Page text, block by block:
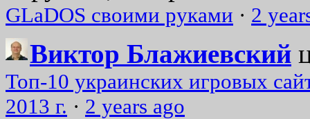
GLaDOS своими руками · 2
Виктор Блажиевский
Топ-10 украинских игровых
2013 г. · 2 years ago